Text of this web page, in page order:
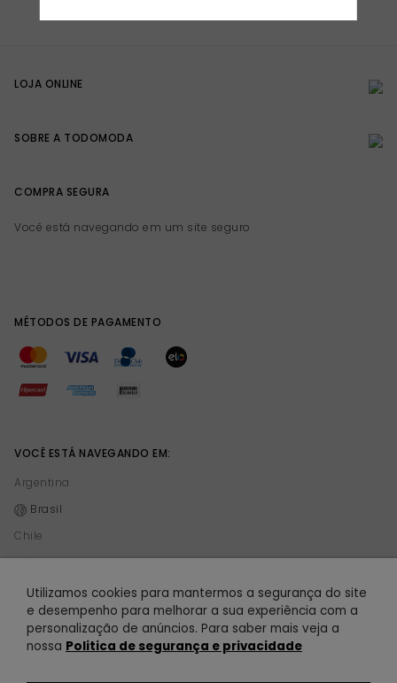
R$ 24,90 16% OFF
LOJA ONLINE
SOBRE A TODOMODA
COMPRA SEGURA
Você está navegando em um site seguro
MÉTODOS DE PAGAMENTO
VOCÊ ESTÁ NAVEGANDO EM:
Argentina
Brasil
Chile
México
Peru
© 2021 TODOMODA. Todomoda é uma empresa de Vision 101 S.A. CUIT 30-70864841-
4. Todos os direitos reservados.
Utilizamos cookies para mantermos a segurança do site
e desempenho para melhorar a sua experiência com a
personalização de anúncios. Para saber mais veja a
nossa Politica de segurança e privacidade